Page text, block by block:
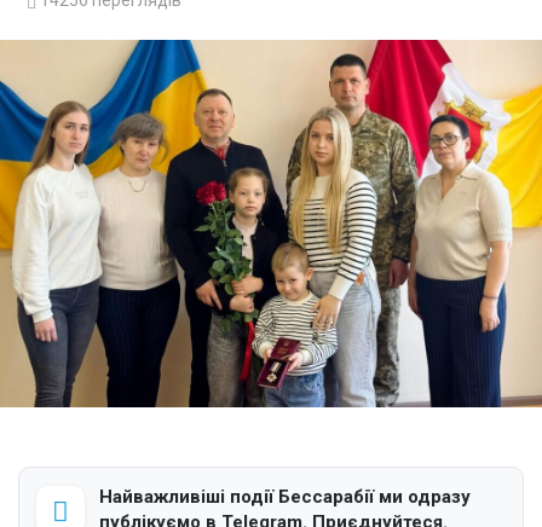
Найважливіші події Бессарабії ми одразу
публікуємо в Telegram. Приєднуйтеся.